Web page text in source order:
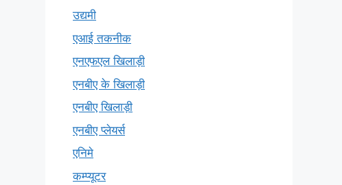
उद्यमी
एआई तकनीक
एनएफएल खिलाड़ी
एनबीए के खिलाड़ी
एनबीए खिलाड़ी
एनबीए प्लेयर्स
एनिमे
कम्प्यूटर